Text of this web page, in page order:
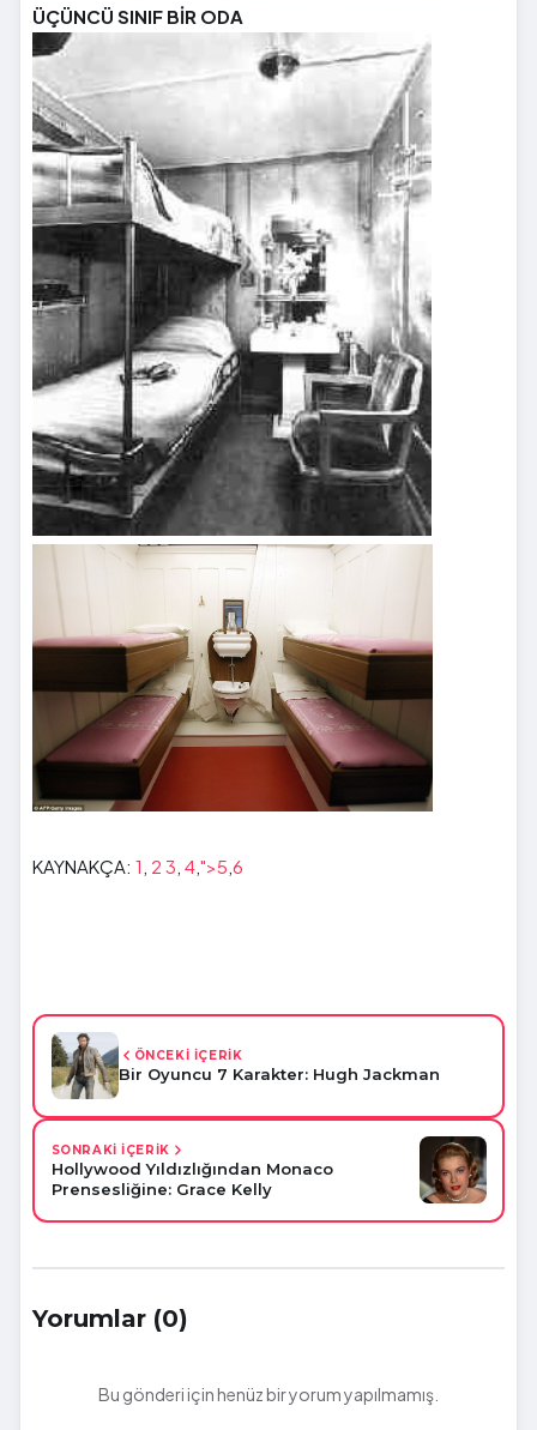
ÜÇÜNCÜ SINIF BİR ODA
KAYNAKÇA: 1 2 3 4 ">5 6
ÖNCEKİ İÇERİK
Bir Oyuncu 7 Karakter: Hugh Jackman
SONRAKİ İÇERİK
Hollywood Yıldızlığından Monaco
Prensesliğine: Grace Kelly
Yorumlar (0)
Bu gönderi için henüz bir yorum yapılmamış.